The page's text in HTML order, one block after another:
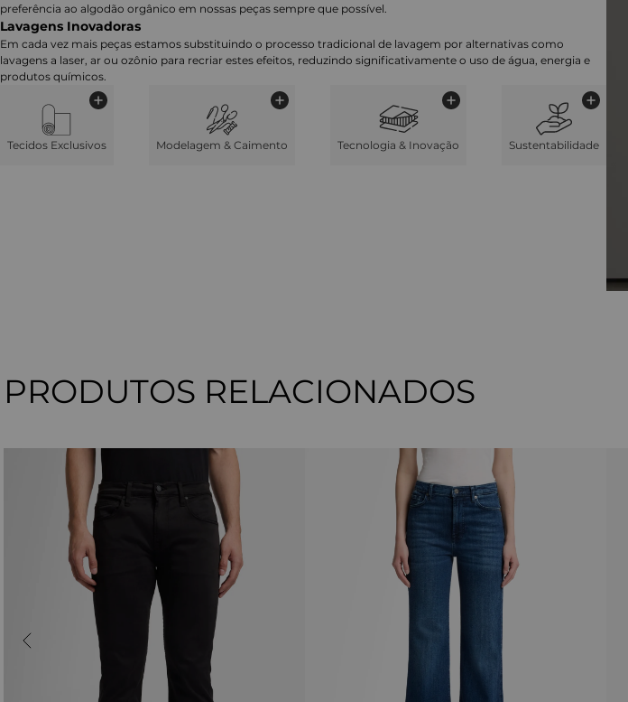
preferência ao algodão orgânico em nossas peças sempre que possível.
Lavagens Inovadoras
Em cada vez mais peças estamos substituindo o processo tradicional de lavagem por alternativas como
lavagens a laser, ar ou ozônio para recriar estes efeitos, reduzindo significativamente o uso de água, energia e
produtos químicos.
Tecidos Exclusivos Modelagem & Caimento Tecnologia & Inovação Sustentabilidade
PRODUTOS RELACIONADOS